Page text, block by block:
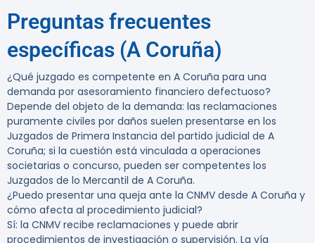
Preguntas frecuentes
específicas (A Coruña)
¿Qué juzgado es competente en A Coruña para una
demanda por asesoramiento financiero defectuoso?
Depende del objeto de la demanda: las reclamaciones
puramente civiles por daños suelen presentarse en los
Juzgados de Primera Instancia del partido judicial de A
Coruña; si la cuestión está vinculada a operaciones
societarias o concurso, pueden ser competentes los
Juzgados de lo Mercantil de A Coruña.
¿Puedo presentar una queja ante la CNMV desde A Coruña y
cómo afecta al procedimiento judicial?
Sí: la CNMV recibe reclamaciones y puede abrir
procedimientos de investigación o supervisión. La vía